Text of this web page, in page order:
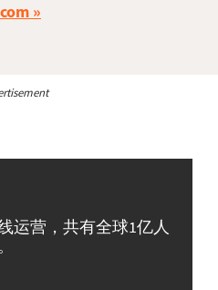
运营，共有全球1亿人